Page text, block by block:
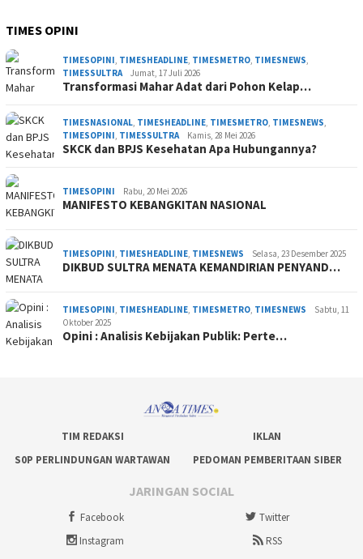
TIMES OPINI
TIMESOPINI, TIMESHEADLINE, TIMESMETRO, TIMESNEWS,
TIMESSULTRA
Jumat, 17 Juli 2026
Transformasi Mahar Adat dari Pohon Kelap…
TIMESNASIONAL, TIMESHEADLINE, TIMESMETRO, TIMESNEWS,
TIMESOPINI, TIMESSULTRA Kamis, 28 Mei 2026
SKCK dan BPJS Kesehatan Apa Hubungannya?
TIMESOPINI Rabu, 20 Mei 2026
MANIFESTO KEBANGKITAN NASIONAL
TIMESOPINI, TIMESHEADLINE, TIMESNEWS Selasa, 23 Desember 2025
DIKBUD SULTRA MENATA KEMANDIRIAN PENYAND…
TIMESOPINI, TIMESHEADLINE, TIMESMETRO, TIMESNEWS
Sabtu, 11
Oktober 2025
Opini : Analisis Kebijakan Publik: Perte…
TIM REDAKSI
IKLAN
S0P PERLINDUNGAN WARTAWAN
PEDOMAN PEMBERITAAN SIBER
JARINGAN SOCIAL
Facebook
Twitter
Instagram
RSS